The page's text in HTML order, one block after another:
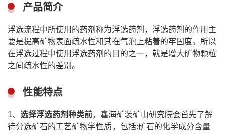
产品简介
浮选流程中所使用的药剂称为浮选药剂，浮选药剂的作用主
要是提高矿物表面疏水性和其在气泡上粘着的牢固度。所以
在浮选过程中使用浮选药剂的目的之一，就是增大矿物颗粒
之间疏水性的差别。
性能特点
1、 选择浮选药剂种类前，鑫海矿装矿山研究院会首先了解
待分选矿石的工艺矿物学性质，包括:矿石的化学成分含量